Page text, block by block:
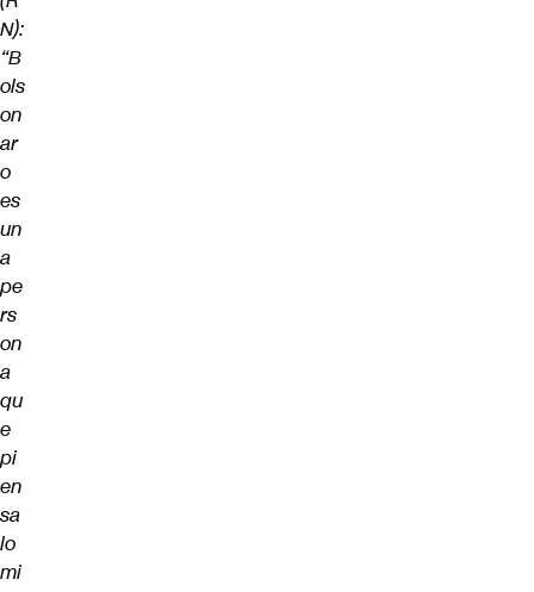
N):
“B
ols
on
ar
o
es
un
a
pe
rs
on
a
qu
e
pi
en
sa
lo
mi